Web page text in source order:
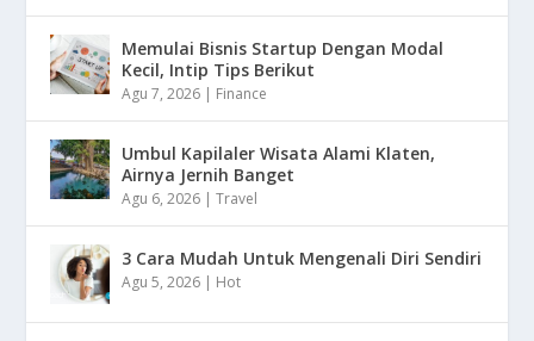
Memulai Bisnis Startup Dengan Modal
Kecil, Intip Tips Berikut
Agu 7, 2026 | Finance
Umbul Kapilaler Wisata Alami Klaten,
Airnya Jernih Banget
Agu 6, 2026 |Travel
3 Cara Mudah Untuk Mengenali Diri Sendiri
Agu 5, 2026 | Hot